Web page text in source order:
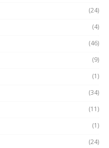
(24)
(4)
(46)
(9)
(1)
(34)
(11)
(1)
(24)